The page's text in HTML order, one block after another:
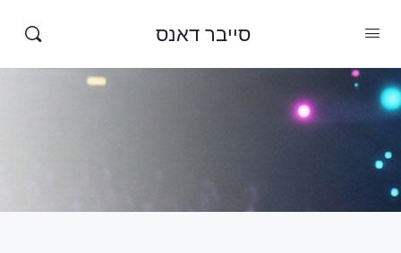
סייבר דאנס